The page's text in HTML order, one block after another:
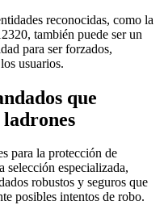
reconocidas, como la
también puede ser un
para ser forzados,
usuarios.
que
para la protección de
selección especializada,
robustos y seguros que
posibles intentos de robo.